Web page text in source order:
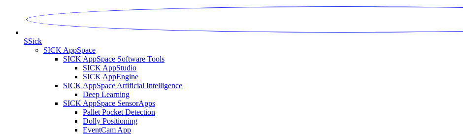
SSick
SICK AppSpace
SICK AppSpace Software Tools
SICK AppStudio
SICK AppEngine
SICK AppSpace Artificial Intelligence
Deep Learning
SICK AppSpace SensorApps
Pallet Pocket Detection
Dolly Positioning
EventCam App